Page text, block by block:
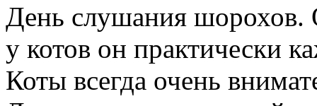
День слушания шорохов.
у котов он практически
Коты всегда очень